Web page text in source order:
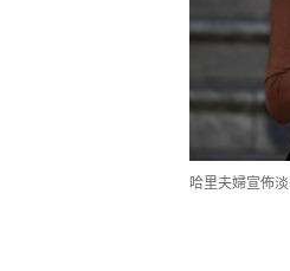
哈里夫婦宣佈